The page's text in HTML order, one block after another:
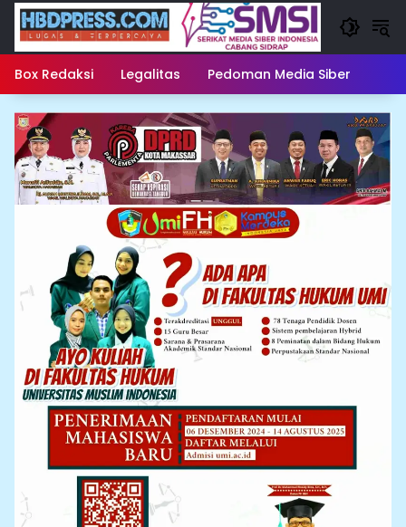
Langsung
konten
Box Redaksi Legalitas Pedoman Media Siber